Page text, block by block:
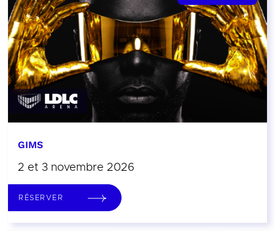
GIMS
2 et 3 novembre 2026
RÉSERVER